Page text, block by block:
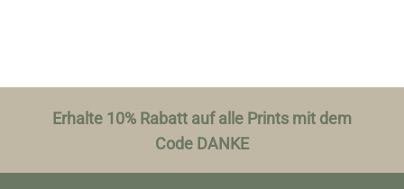
Erhalte 10% Rabatt auf alle Prints mit dem
Code DANKE